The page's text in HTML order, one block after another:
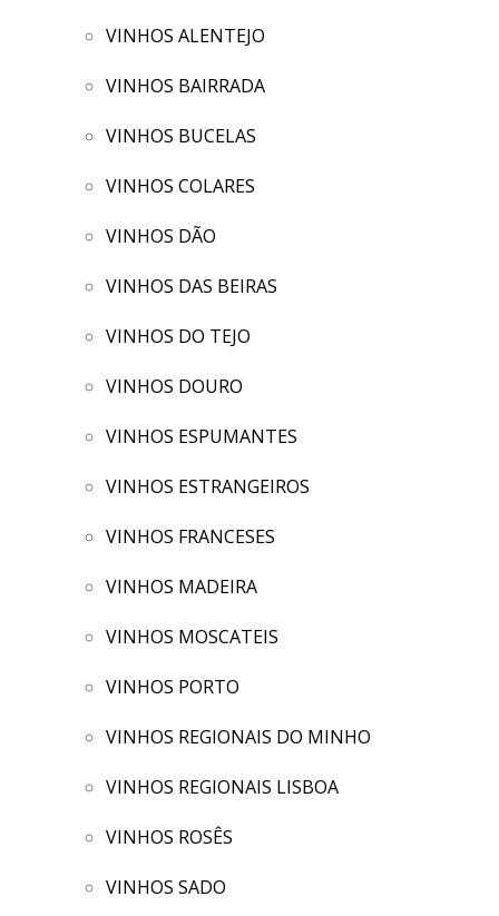
VINHOS ALENTEJO
VINHOS BAIRRADA
VINHOS BUCELAS
VINHOS COLARES
VINHOS DÃO
VINHOS DAS BEIRAS
VINHOS DO TEJO
VINHOS DOURO
VINHOS ESPUMANTES
VINHOS ESTRANGEIROS
VINHOS FRANCESES
VINHOS MADEIRA
VINHOS MOSCATEIS
VINHOS PORTO
VINHOS REGIONAIS DO MINHO
VINHOS REGIONAIS LISBOA
VINHOS ROSÊS
VINHOS SADO